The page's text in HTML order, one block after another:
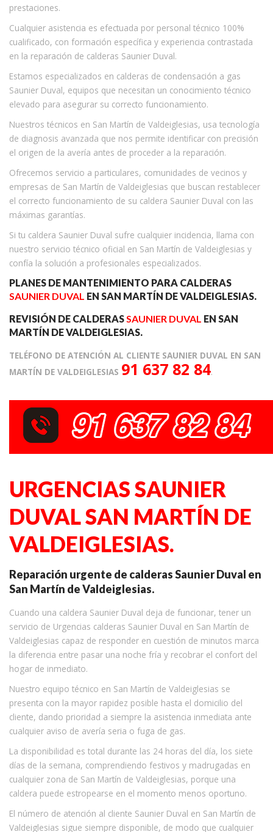
prestaciones.
Cualquier asistencia es efectuada por personal técnico 100%
cualificado, con formación específica y experiencia contrastada
en la reparación de calderas Saunier Duval.
Estamos especializados en calderas de condensación a gas
Saunier Duval, equipos que necesitan un conocimiento técnico
elevado para asegurar su correcto funcionamiento.
Nuestros técnicos en San Martín de Valdeiglesias, usa tecnología
de diagnosis avanzada que nos permite identificar con precisión
el origen de la avería antes de proceder a la reparación.
Ofrecemos servicio a particulares, comunidades de vecinos y
empresas de San Martín de Valdeiglesias que buscan restablecer
el correcto funcionamiento de su caldera Saunier Duval con las
máximas garantías.
Si tu caldera Saunier Duval sufre cualquier incidencia, llama con
nuestro servicio técnico oficial en San Martín de Valdeiglesias y
confía la solución a profesionales especializados.
PLANES DE MANTENIMIENTO PARA CALDERAS
SAUNIER DUVAL EN SAN MARTÍN DE VALDEIGLESIAS.
REVISIÓN DE CALDERASSAUNIER DUVAL EN SAN
MARTÍN DE VALDEIGLESIAS.
TELÉFONO DE ATENCIÓN AL CLIENTE SAUNIER DUVAL EN SAN
MARTÍN DE VALDEIGLESIAS 91 637 82 84.
URGENCIAS SAUNIER
DUVAL SAN MARTÍN DE
VALDEIGLESIAS.
Reparación urgente de calderas Saunier Duval en
San Martín de Valdeiglesias.
Cuando una caldera Saunier Duval deja de funcionar, tener un
servicio de Urgencias calderas Saunier Duval en San Martín de
Valdeiglesias capaz de responder en cuestión de minutos marca
la diferencia entre pasar una noche fría y recobrar el confort del
hogar de inmediato.
Nuestro equipo técnico en San Martín de Valdeiglesias se
presenta con la mayor rapidez posible hasta el domicilio del
cliente, dando prioridad a siempre la asistencia inmediata ante
cualquier aviso de avería seria o fuga de gas.
La disponibilidad es total durante las 24 horas del día, los siete
días de la semana, comprendiendo festivos y madrugadas en
cualquier zona de San Martín de Valdeiglesias, porque una
caldera puede estropearse en el momento menos oportuno.
El número de atención al cliente Saunier Duval en San Martín de
Valdeiglesias sigue siempre disponible, de modo que cualquier